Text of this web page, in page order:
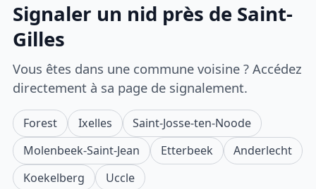
Signaler un nid près de Saint-
Gilles
Vous êtes dans une commune voisine ? Accédez
directement à sa page de signalement.
Forest Ixelles
Saint-Josse-ten-Noode
Molenbeek-Saint-Jean
Etterbeek
Anderlecht
Koekelberg
Uccle